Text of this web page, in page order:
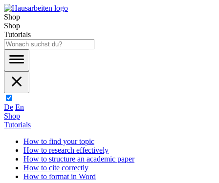
Shop
Shop
Tutorials
De En
Shop
Tutorials
How to find your topic
How to research effectively
How to structure an academic paper
How to cite correctly
How to format in Word